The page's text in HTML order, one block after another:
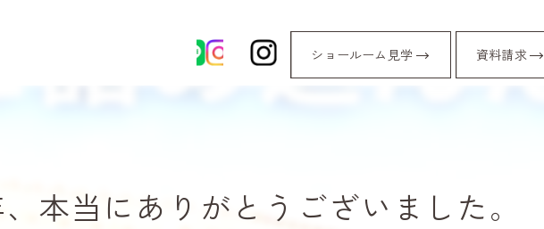
ショールーム見学 資料請求
本当にありがとうございました。